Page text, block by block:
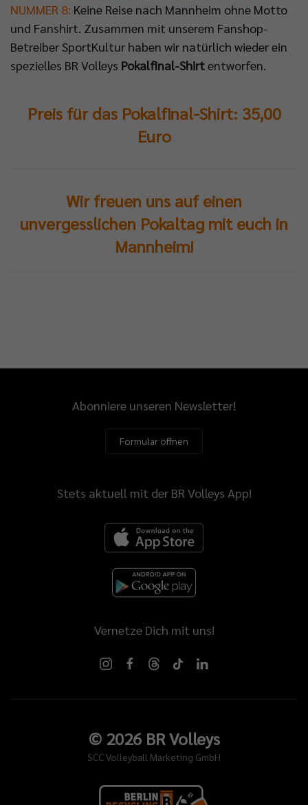
NUMMER 8: Keine Reise nach Mannheim ohne Motto
und Fanshirt. Zusammen mit unserem Fanshop-
Betreiber SportKultur haben wir natürlich wieder ein
spezielles BR Volleys Pokalfinal-Shirtentworfen.
Preis für das Pokalfinal-Shirt: 35,00
Euro
Wir freuen uns auf einen
unvergesslichen Pokaltag mit euch in
Mannheim!
Abonniere unseren Newsletter!
Formular öffnen
Stets aktuell mit der BR Volleys App!
Vernetze Dich mit uns!
© 2026BR Volleys
SCC Volleyball Marketing GmbH